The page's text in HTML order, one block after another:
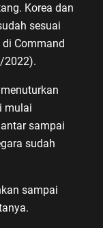
Korea dan
sesuai
Command
2022).
mulai
sampai
sudah
sampai